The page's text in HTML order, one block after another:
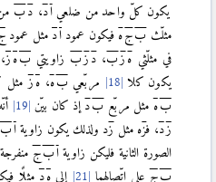
يكون كلّ واحد من ضلعيا د، د ب
مثلّث بجه فيكون عمود اد مثل عمود
في مثلّثي ه ز ب، د ز ب زاويتي به ز،
يكون كلا
مربّعي ب ه،ه ز مثل
ب ه مثل مربّع بد إذ كان بيّن
ز د، فز‌ مثل ز‌ ولذلك يكون زاويةا ب
الصورة الثانية فليكن زاويةا ب ج
ب ج على اتّصالهما إلىهد مثلًا